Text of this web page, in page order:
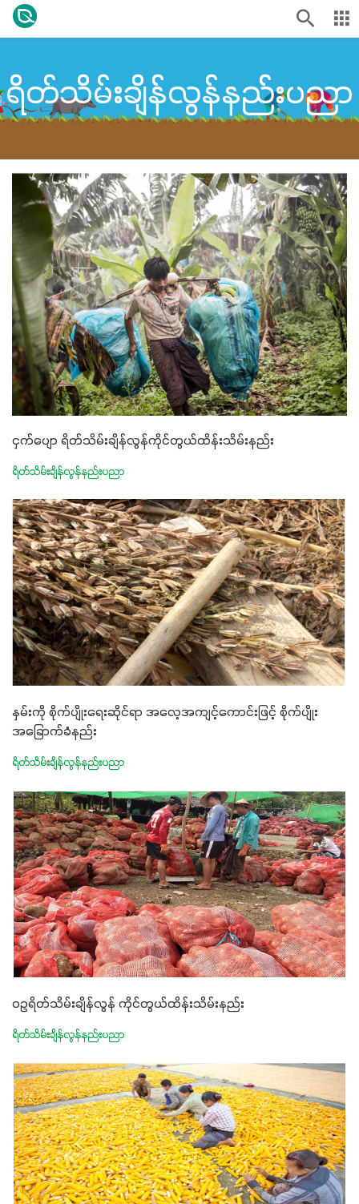
ရိတ်သိမ်းချိန်လွန်နည်းပညာ
ငှက်ပျော ရိတ်သိမ်းချိန်လွန်ကိုင်တွယ်ထိန်းသိမ်းနည်း
ရိတ်သိမ်းချိန်လွန်နည်းပညာ
နှမ်းကို စိုက်ပျိုးရေးဆိုင်ရာ အလေ့အကျင့်ကောင်းဖြင့် စိုက်ပျိုး
အခြောက်ခံနည်း
ရိတ်သိမ်းချိန်လွန်နည်းပညာ
ဝဥရိတ်သိမ်းချိန်လွန် ကိုင်တွယ်ထိန်းသိမ်းနည်း
ရိတ်သိမ်းချိန်လွန်နည်းပညာ